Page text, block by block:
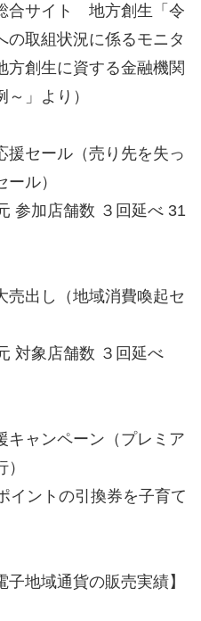
合サイト 地方創生「令
取組状況に係るモニタ
創生に資する金融機関
」より）
セール（売り先を失っ
ル）
加店舗数 ３回延べ 31
出し（地域消費喚起セ
象店舗数 ３回延べ
ャンペーン（プレミア
ントの引換券を子育て
子地域通貨の販売実績】